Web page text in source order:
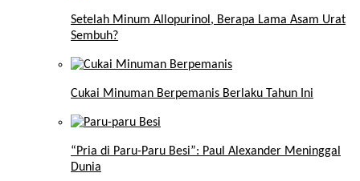
Setelah Minum Allopurinol, Berapa Lama Asam Urat
Sembuh?
Cukai Minuman Berpemanis Berlaku Tahun Ini
“Pria di Paru-Paru Besi”: Paul Alexander Meninggal
Dunia